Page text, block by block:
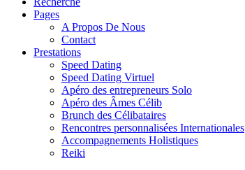
Pages
A Propos De Nous
Contact
Prestations
Speed Dating
Speed Dating Virtuel
Apéro des entrepreneurs Solo
Apéro des Âmes Célib
Brunch des Célibataires
Rencontres personnalisées Internationales
Accompagnements Holistiques
Reiki